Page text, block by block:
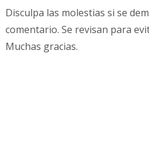
Disculpa las molestias si se
comentario. Se revisan para
Muchas gracias.